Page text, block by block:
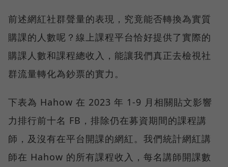
前述網紅社群聲量的表現，究竟能否轉換為實質
購課的人數呢？線上課程平台恰好提供了實際的
購課人數和課程總收入，能讓我們真正去檢視社
群流量轉化為鈔票的實力。
下表為 Hahow 在 2023 年 1-9 月相關貼文影響
力排行前十名 FB，排除仍在募資期間的課程講
師，及沒有在平台開課的網紅。我們統計網紅講
師在 Hahow 的所有課程收入，每名講師開課數